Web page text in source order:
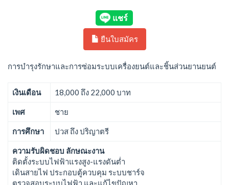
ยืนใบสมัคร
การบำรุงรักษาและการซ่อมระบบเครื่องยนต์และชิ้นส่วนยานยนต์
เงินเดือน 18,000 ถึง 22,000 บาท
เพศ ชาย
การศึกษา ปวส ถึง ปริญาตรี
ความรับผิดชอบ ลักษณะงาน
ติดตั้งระบบไฟฟ้าแรงสูง-แรงดันต่ำ
เดินสายไฟ ประกอบตู้ควบคุม ระบบชาร์จ
ตรวจสอบระบบไฟฟ้า และแก้ไขปัญหา